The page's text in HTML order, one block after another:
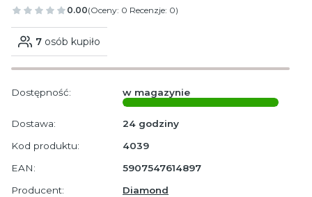
0.00(Oceny: 0 Recenzje: 0)
7 osób kupiło
Dostępność: w magazynie
Dostawa:
24 godziny
Kod produktu:
4039
EAN:
5907547614897
Producent:
Diamond